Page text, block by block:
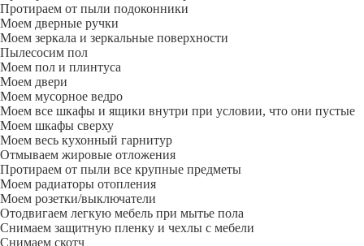
Протираем от пыли подоконники
Моем дверные ручки
Моем зеркала и зеркальные поверхности
Пылесосим пол
Моем пол и плинтуса
Моем двери
Моем мусорное ведро
Моем все шкафы и ящики внутри при условии, что они пустые
Моем шкафы сверху
Моем весь кухонный гарнитур
Отмываем жировые отложения
Протираем от пыли все крупные предметы
Моем радиаторы отопления
Моем розетки/выключатели
Отодвигаем легкую мебель при мытье пола
Снимаем защитную пленку и чехлы с мебели
Снимаем скотч